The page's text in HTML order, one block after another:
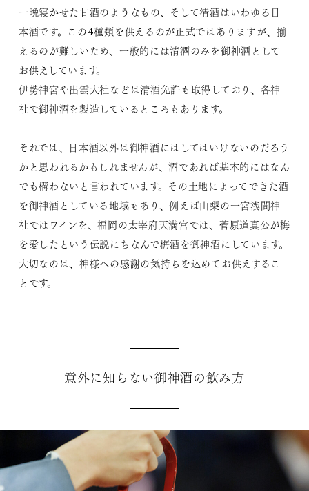
一晩寝かせた甘酒のようなもの、そして清酒はいわゆる日
本酒です。この4種類を供えるのが正式ではありますが、揃
えるのが難しいため、一般的には清酒のみを御神酒として
お供えしています。
伊勢神宮や出雲大社などは清酒免許も取得しており、各神
社で御神酒を製造しているところもあります。
それでは、日本酒以外は御神酒にはしてはいけないのだろう
かと思われるかもしれませんが、酒であれば基本的にはなん
でも構わないと言われています。その土地によってできた酒
を御神酒としている地域もあり、例えば山梨の一宮浅間神
社ではワインを、福岡の太宰府天満宮では、菅原道真公が梅
を愛したという伝説にちなんで梅酒を御神酒にしています。
大切なのは、神様への感謝の気持ちを込めてお供えするこ
とです。
意外に知らない御神酒の飲み方